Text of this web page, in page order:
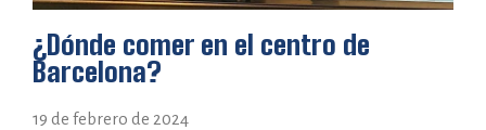
¿Dónde comer en el centro de
Barcelona?
19 de febrero de 2024